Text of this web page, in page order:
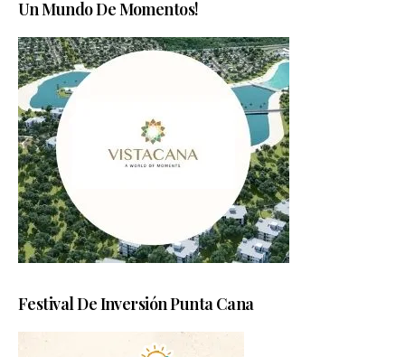
Un Mundo De Momentos!
Festival De Inversión Punta Cana